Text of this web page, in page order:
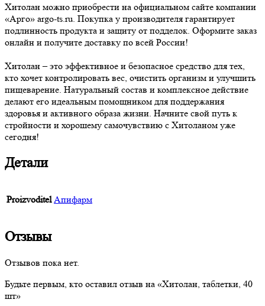
Хитолан можно приобрести на официальном сайте компании
«Арго» argo-ts.ru. Покупка у производителя гарантирует
подлинность продукта и защиту от подделок. Оформите заказ
онлайн и получите доставку по всей России!
Хитолан – это эффективное и безопасное средство для тех,
кто хочет контролировать вес, очистить организм и улучшить
пищеварение. Натуральный состав и комплексное действие
делают его идеальным помощником для поддержания
здоровья и активного образа жизни. Начните свой путь к
стройности и хорошему самочувствию с Хитоланом уже
сегодня!
Детали
Proizvoditel Апифарм
Отзывы
Отзывов пока нет.
Будьте первым, кто оставил отзыв на «Хитолан, таблетки, 40
шт»